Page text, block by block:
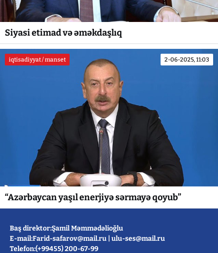
Siyasi etimad və əməkdaşlıq
iqtisadiyyat / manset 2-06-2025, 11:03
“Azərbaycan yaşıl enerjiyə sərmayə qoyub”
Baş direktor:Şamil Məmmədəlioğlu
E-mail:Farid-safarov@mail.ru ulu-ses@mail.ru
Telefon:(+99455) 200-67-99